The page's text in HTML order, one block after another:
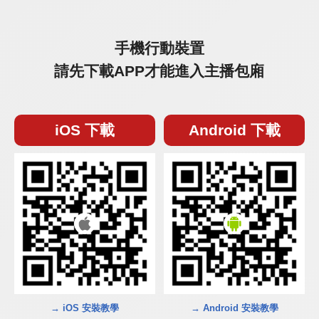
手機行動裝置
請先下載APP才能進入主播包廂
iOS 下載
→ iOS 安裝教學
Android 下載
→ Android 安裝教學